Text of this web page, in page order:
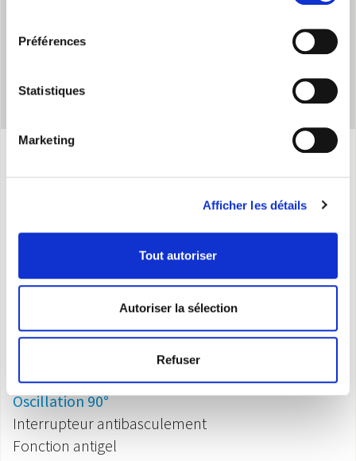
Préférences
Statistiques
Marketing
Afficher les détails
Tout autoriser
Autoriser la sélection
Refuser
Caracteristiques
Résistance céramique
Timer
Écran tactile LCD
Thermostat d’ambiance
Thermostat de sécurité
Fonctionseulement ventilation
Oscillation 90°
Interrupteur antibasculement
Fonction antigel